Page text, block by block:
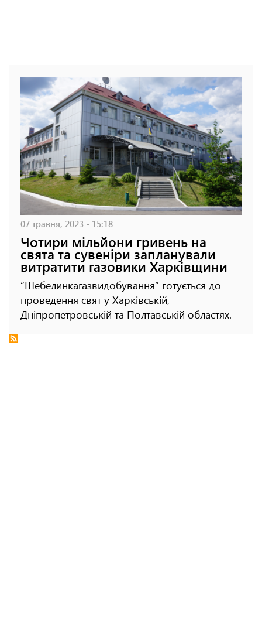
07 травня, 2023 - 15:18
Чотири мільйони гривень на
свята та сувеніри запланували
витратити газовики Харківщини
“Шебелинкагазвидобування” готується до
проведення свят у Харківській,
Дніпропетровській та Полтавській областях.